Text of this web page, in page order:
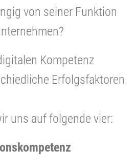
von seiner Funktion
Kompetenz
Erfolgsfaktoren
uns auf folgende vier: